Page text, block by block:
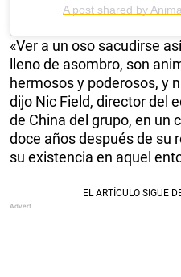
A post shared by
«Ver a un oso sacudirse
lleno de asombro, son
hermosos y poderosos, y
dijo Nic Field, director del
de China del grupo, en un
doce años después de su
su existencia en aquel